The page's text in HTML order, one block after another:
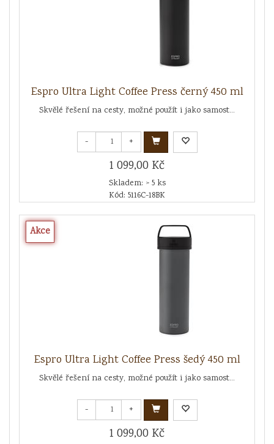
Espro Ultra Light Coffee Press černý 450 ml
Skvělé řešení na cesty, možné použít i jako samost...
- +
1 099,00 Kč
Skladem: > 5 ks
Kód: 5116C-18BK
Akce
Espro Ultra Light Coffee Press šedý 450 ml
Skvělé řešení na cesty, možné použít i jako samost...
- +
1 099,00 Kč